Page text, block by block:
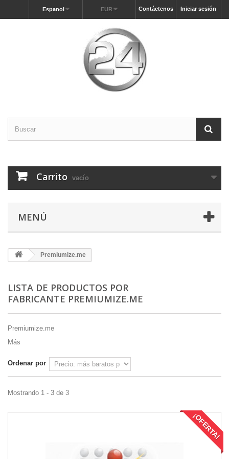
Iniciar sesión
Contáctenos
EUR
Espanol
Carrito vacío
MENÚ
Premiumize.me
LISTA DE PRODUCTOS POR
FABRICANTE PREMIUMIZE.ME
Premiumize.me
Más
Ordenar por
Mostrando 1 - 3 de 3
¡OFERTA!